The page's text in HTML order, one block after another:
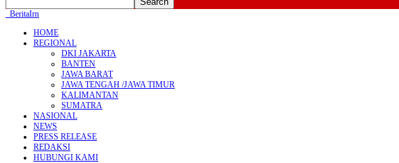
BeritaIrn
HOME
REGIONAL
DKI JAKARTA
BANTEN
JAWA BARAT
JAWA TENGAH /JAWA TIMUR
KALIMANTAN
SUMATRA
NASIONAL
NEWS
PRESS RELEASE
REDAKSI
HUBUNGI KAMI